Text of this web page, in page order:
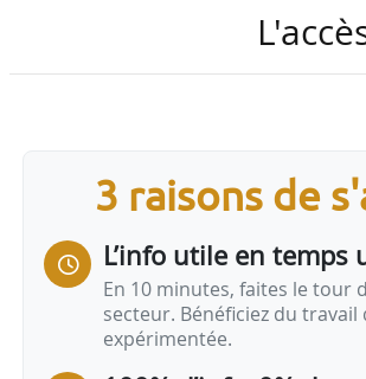
de Nouvelle-Aquitaine (et
3 raisons de
L’info utile en temps
En 10 minutes, faites le tour
secteur. Bénéficiez du travail
expérimentée.